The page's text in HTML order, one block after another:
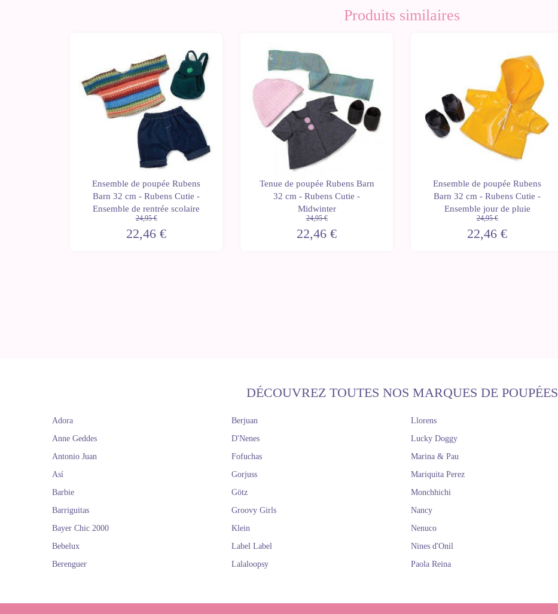
Produits similaires
Ensemble de poupée Rubens
Barn 32 cm - Rubens Cutie -
Ensemble de rentrée scolaire
24,95 €
22,46 €
Tenue de poupée Rubens Barn
32 cm - Rubens Cutie -
Midwinter
24,95 €
-10%
22,46 €
Ensemble de poupée Rubens
Barn 32 cm - Rubens Cutie -
Ensemble jour de pluie
24,95 €
22,46 €
DÉCOUVREZ TOUTES NOS MARQUES DE POUPÉES
Adora
Anne Geddes
Antonio Juan
Así
Barbie
Barriguitas
Bayer Chic 2000
Bebelux
Berenguer
Berjuan
D'Nenes
Fofuchas
Gorjuss
Götz
Groovy Girls
Klein
Label Label
Lalaloopsy
Llorens
Lucky Doggy
Marina & Pau
Mariquita Perez
Monchhichi
Nancy
Nenuco
Nines d'Onil
Paola Reina